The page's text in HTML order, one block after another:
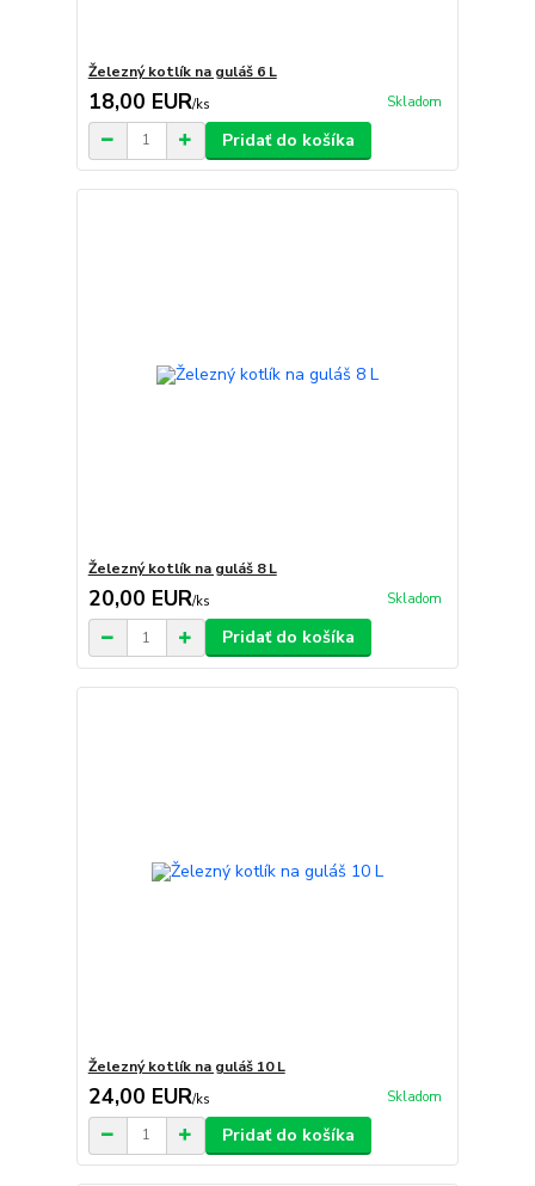
Železný kotlík na guláš 6 L
18,00 EUR/ks Skladom
Pridať do košíka
Železný kotlík na guláš 8 L
20,00 EUR/ks Skladom
Pridať do košíka
Železný kotlík na guláš 10 L
24,00 EUR/ks Skladom
Pridať do košíka